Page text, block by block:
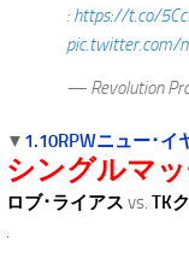
: https://t.co/
pic.twitter.com/
— Revolution
▼ 1.10RPWニュー･
シングルマ
ロブ･ライアス vs. TK